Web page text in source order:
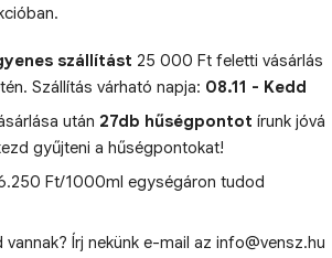
szállítást 25 000 Ft feletti vásárlás
Szállítás várható napja: 08.11 - Kedd
után 27db hűségpontot írunk jóvá
gyűjteni a hűségpontokat!
Ft/1000ml egységáron tudod
Írj nekünk e-mail az info@vensz.hu